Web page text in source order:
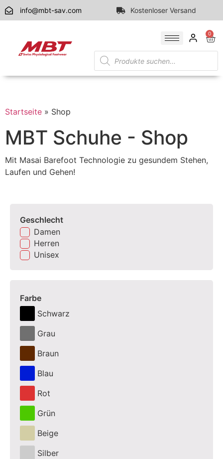
info@mbt-sav.com Kostenloser Versand
0
Startseite » Shop
MBT Schuhe - Shop
Mit Masai Barefoot Technologie zu gesundem Stehen,
Laufen und Gehen!
Geschlecht
Damen
Herren
Unisex
Farbe
Schwarz
Grau
Braun
Blau
Rot
Grün
Beige
Silber